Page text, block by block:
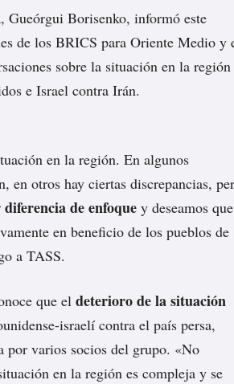
Borisenko, informó este
de los BRICS para Oriente Medio y
sobre la situación en la región
e Israel contra Irán.
en la región. En algunos
en otros hay ciertas discrepancias,
de enfoque y deseamos que
en beneficio de los pueblos de
a TASS.
que el deterioro de la situación
israelí contra el país persa,
varios socios del grupo. «No
en la región es compleja y se